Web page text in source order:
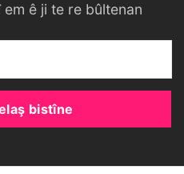
ê ji te re bûltenan
bistîne